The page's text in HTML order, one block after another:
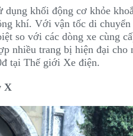
dụng khối động cơ khỏe
khí. Với vận tốc di
so với các dòng xe cùng
nhiều trang bị hiện đại
tại Thế giới Xe điện.
X